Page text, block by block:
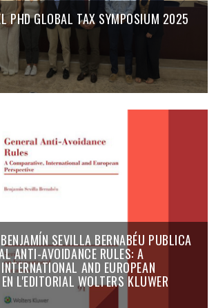
PHD GLOBAL TAX SYMPOSIUM 2025
SEVILLA BERNABÉU PUBLICA
ANTI-AVOIDANCE RULES: A
AND EUROPEAN
L'EDITORIAL WOLTERS KLUWER